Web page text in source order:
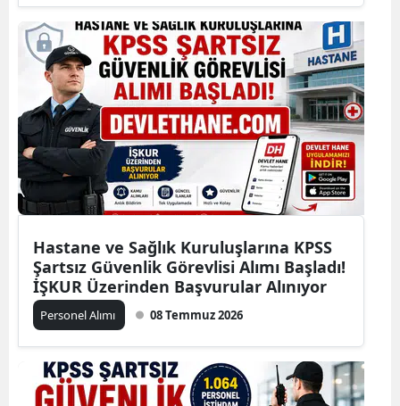
Hastane ve Sağlık Kuruluşlarına KPSS
Şartsız Güvenlik Görevlisi Alımı Başladı!
İŞKUR Üzerinden Başvurular Alınıyor
Personel Alımı 08 Temmuz 2026